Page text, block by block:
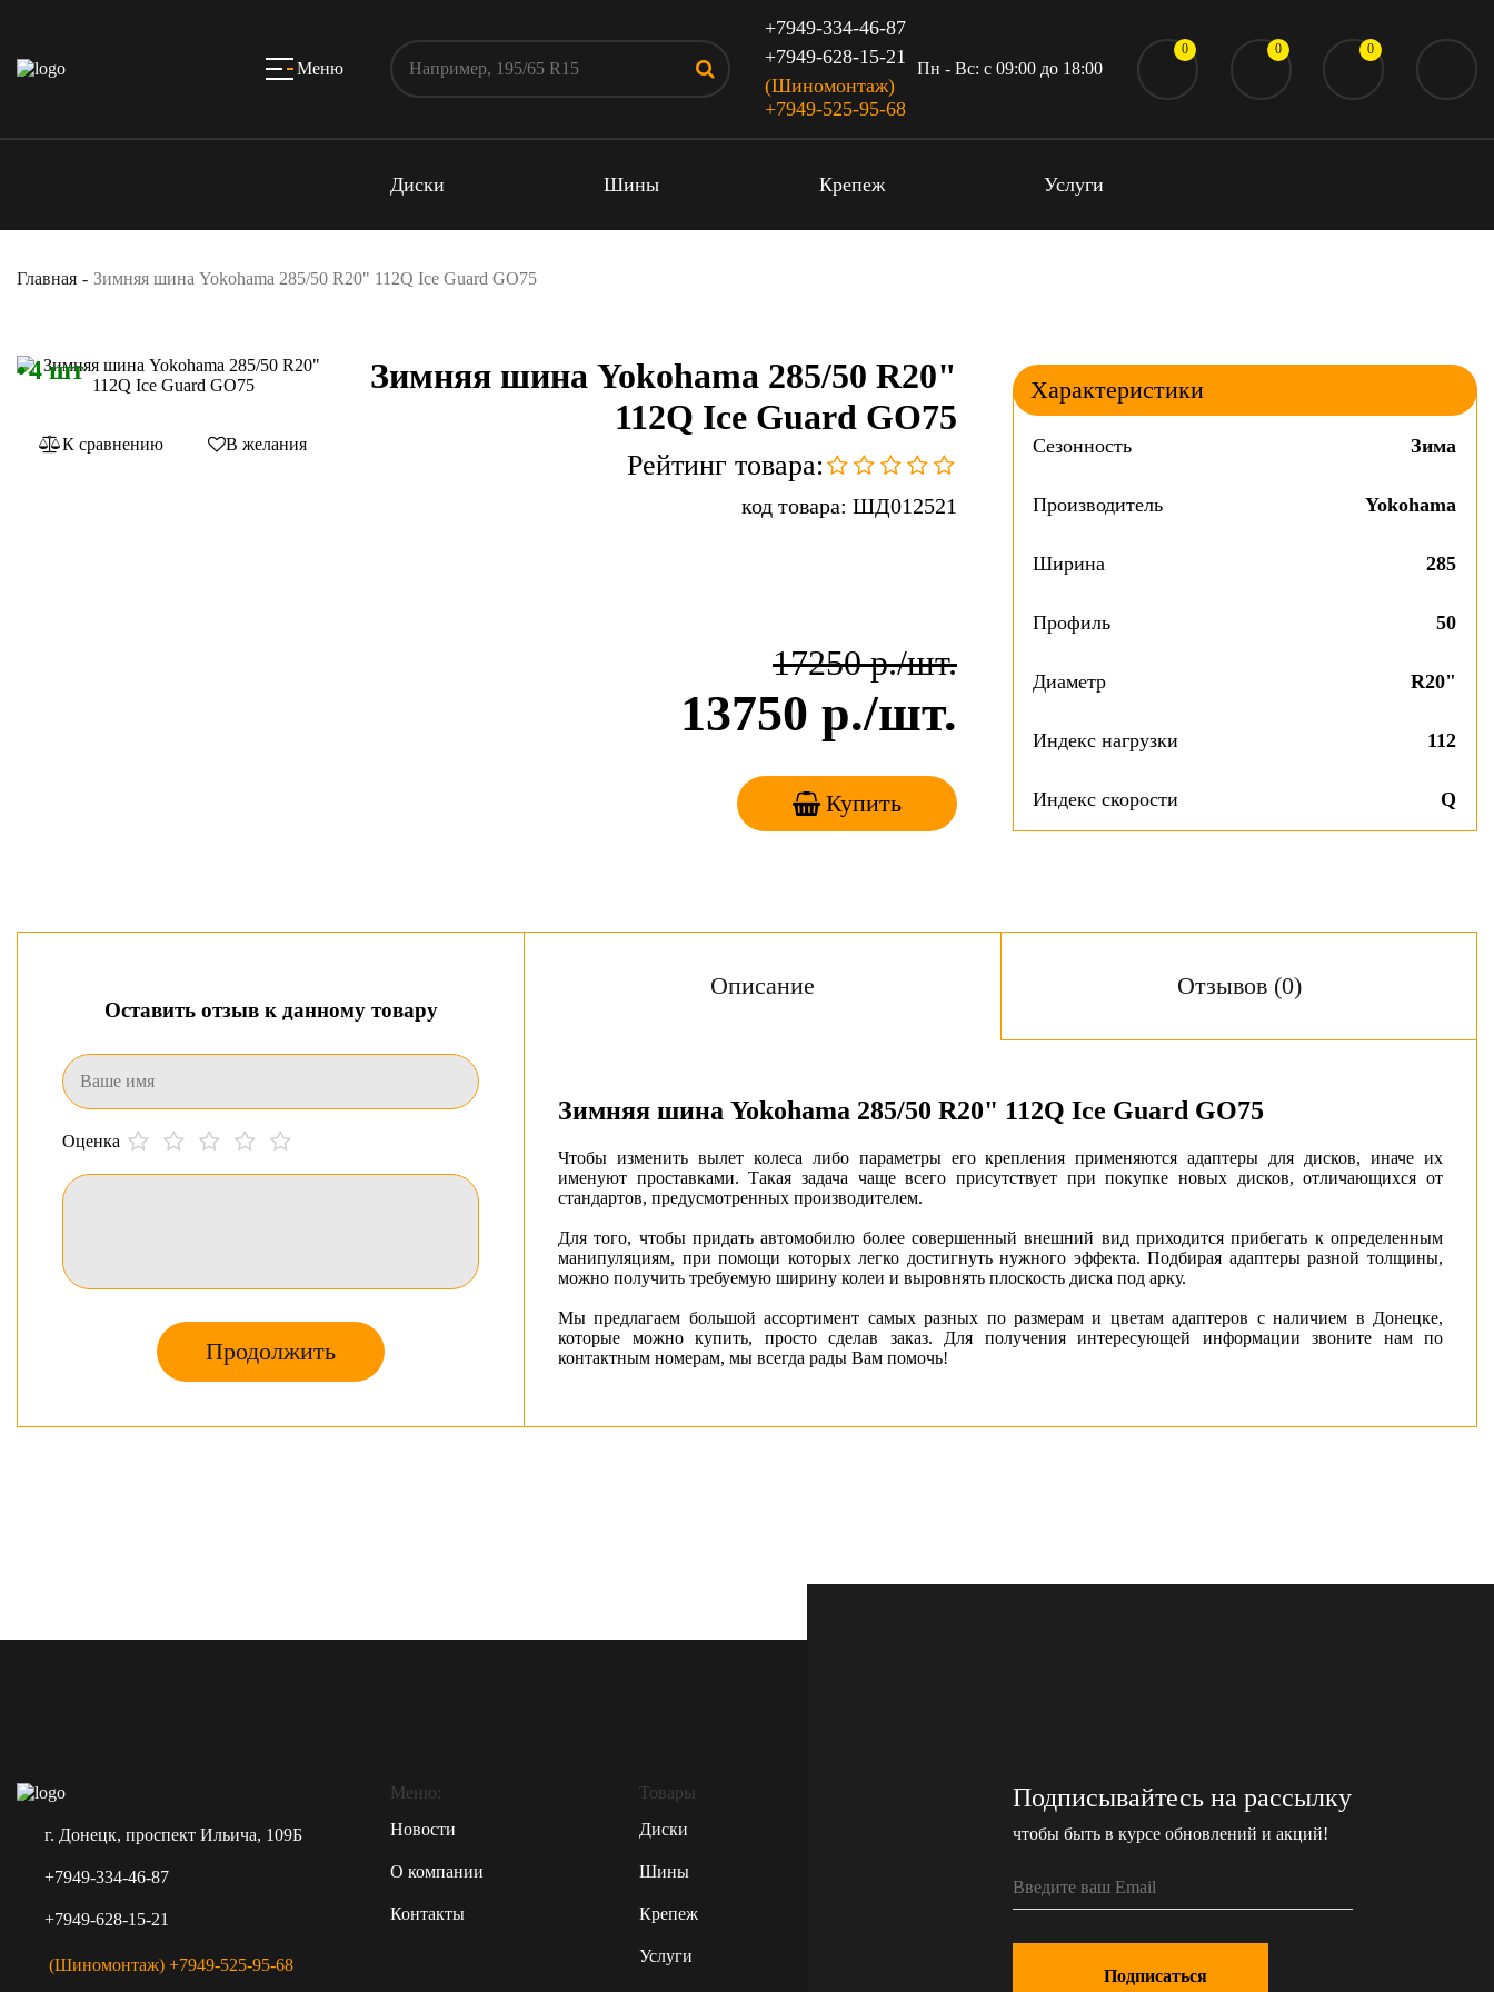
Меню
+7949-334-46-87
+7949-628-15-21
(Шиномонтаж)
+7949-525-95-68
Пн - Вс: c 09:00 до 18:00
0 0 0
Диски Шины Крепеж Услуги
Главная Зимняя шина Yokohama 285/50 R20" 112Q Ice Guard GO75
4 шт
К сравнению В желания
Зимняя шина Yokohama 285/50 R20"
112Q Ice Guard GO75
Рейтинг товара:
код товара: ШД012521
17250р./шт.
13750 р./шт.
Купить
Характеристики
Сезонность Зима
Производитель Yokohama
Ширина 285
Профиль 50
Диаметр R20"
Индекс нагрузки 112
Индекс скорости Q
Оставить отзыв к данному товару
Оценка
Продолжить
Описание Отзывов (0)
Зимняя шина Yokohama 285/50 R20" 112Q Ice Guard GO75
Чтобы изменить вылет колеса либо параметры его крепления применяются адаптеры для дисков, иначе их
именуют проставками. Такая задача чаще всего присутствует при покупке новых дисков, отличающихся от
стандартов, предусмотренных производителем.
Для того, чтобы придать автомобилю более совершенный внешний вид приходится прибегать к определенным
манипуляциям, при помощи которых легко достигнуть нужного эффекта. Подбирая адаптеры разной толщины,
можно получить требуемую ширину колеи и выровнять плоскость диска под арку.
Мы предлагаем большой ассортимент самых разных по размерам и цветам адаптеров с наличием в Донецке,
которые можно купить, просто сделав заказ. Для получения интересующей информации звоните нам по
контактным номерам, мы всегда рады Вам помочь!
г. Донецк, проспект Ильича, 109Б
+7949-334-46-87
+7949-628-15-21
(Шиномонтаж) +7949-525-95-68
Меню:
Новости
О компании
Контакты
Товары
Диски
Шины
Крепеж
Услуги
Подписывайтесь на рассылку
чтобы быть в курсе обновлений и акций!
Подписаться